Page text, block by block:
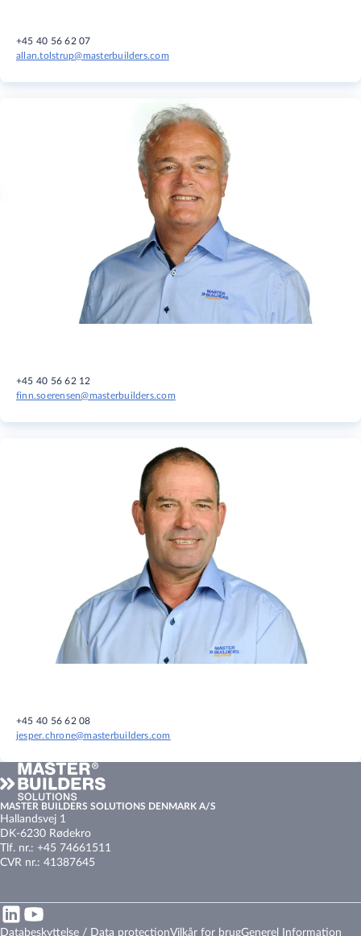
+45 40 56 62 07
allan.tolstrup@masterbuilders.com
+45 40 56 62 12
finn.soerensen@masterbuilders.com
+45 40 56 62 08
jesper.chrone@masterbuilders.com
MASTER BUILDERS SOLUTIONS DENMARK A/S
Hallandsvej 1
DK-6230 Rødekro
Tlf. nr.: +45 74661511
CVR nr.: 41387645
Databeskyttelse / Data protectionVilkår for brugGenerel Information